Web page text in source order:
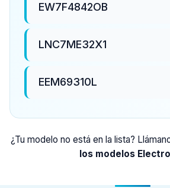
EW7F4842OB
LNC7ME32X1
EEM69310L
¿Tu modelo no está en la lista?
los modelos